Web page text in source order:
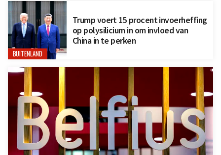
BUITENLAND
Trump voert 15 procent invoerheffing
op polysilicium in om invloed van
China in te perken